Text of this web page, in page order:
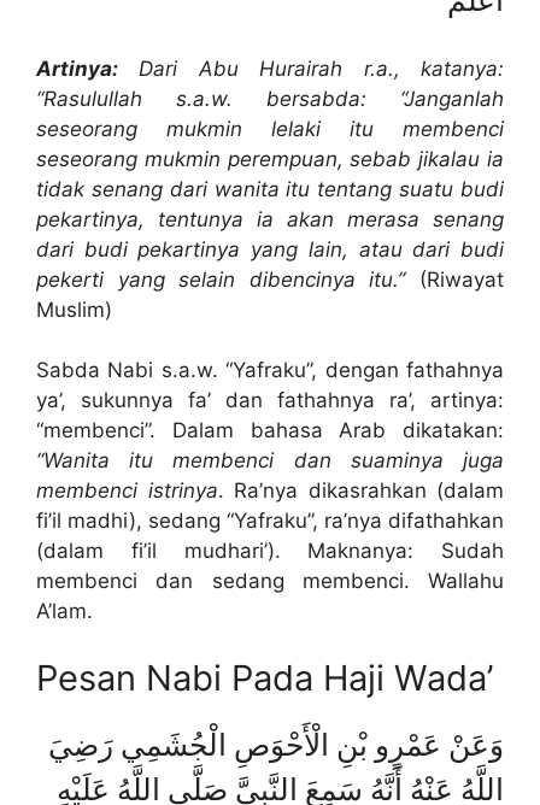
Artinya: Dari Abu Hurairah r.a., katanya:
“Rasulullah s.a.w. bersabda: “Janganlah
seseorang mukmin lelaki itu membenci
seseorang mukmin perempuan, sebab jikalau ia
tidak senang dari wanita itu tentang suatu budi
pekartinya, tentunya ia akan merasa senang
dari budi pekartinya yang lain, atau dari budi
pekerti yang selain dibencinya itu.”(Riwayat
Muslim)
Sabda Nabi s.a.w. “Yafraku”, dengan fathahnya
ya’, sukunnya fa’ dan fathahnya ra’, artinya:
“membenci”. Dalam bahasa Arab dikatakan:
“Wanita itu membenci dan suaminya juga
membenci istrinya. Ra’nya dikasrahkan (dalam
fi’il madhi), sedang “Yafraku”, ra’nya difathahkan
(dalam fi’il mudhari’). Maknanya: Sudah
membenci dan sedang membenci. Wallahu
A’lam.
Pesan Nabi Pada Haji Wada’
وَعَنْ عَمْرٍو بْنِ الْأَحْوَصِ الْجُشَمِي رَضِيَ
اللَّهُ عَنْهُ أَنَّهُ سَمِعَ النَّبِيَّ صَلَّى اللَّهُ عَلَيْهِ